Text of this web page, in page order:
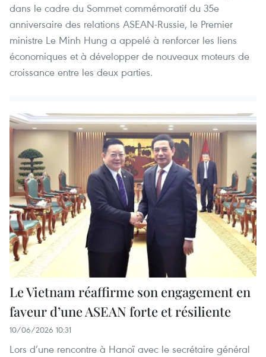
dans le cadre du Sommet commémoratif du 35e
anniversaire des relations ASEAN-Russie, le Premier
ministre Le Minh Hung a appelé à renforcer les liens
économiques et à développer de nouveaux moteurs de
croissance entre les deux parties.
Le Vietnam réaffirme son engagement en
faveur d’une ASEAN forte et résiliente
10/06/2026 10:31
Lors d’une rencontre à Hanoï avec le secrétaire général